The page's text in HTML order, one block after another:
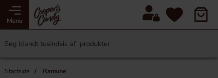
Menu
Startside Ramune